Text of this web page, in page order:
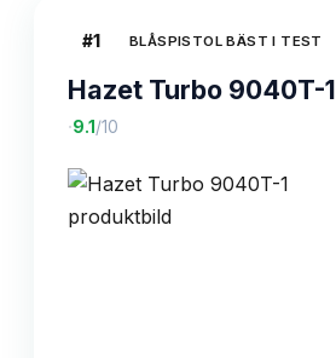
#1 BLÅSPISTOL BÄST I TEST
Hazet Turbo 9040T-1
·9.1 /10